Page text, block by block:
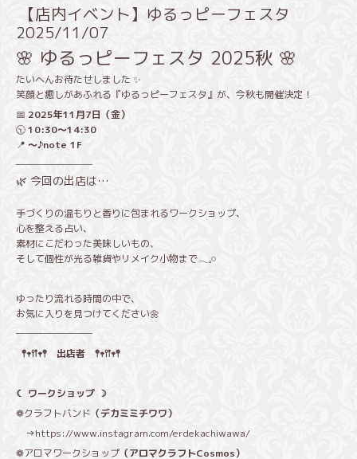
【店内イベント】ゆるっピーフェスタ
2025/11/07
🌸 ゆるっピーフェスタ 2025秋 🌸
たいへんお待たせしました ✨
笑顔と癒しがあふれる『ゆるっピーフェスタ』が、今秋も開催決定！
📅 2025年11月7日（金）
🕥10:30〜14:30
📍 〜♪note 1F
────────
🌿 今回の出店は…
手づくりの温もりと香りに包まれるワークショップ、
心を整える占い、
素材にこだわった美味しいもの、
そして個性が光る雑貨やリメイク小物まで𓂃𓈒𓏸
ゆったり流れる時間の中で、
お気に入りを見つけてください🌼
────────
𖤣𖥧𖥣𖡡𖥧𖤣 出店者 𖤣𖥧𖥣𖡡𖥧𖤣
☾ ワークショップ ☽
❁クラフトバンド （デカミミチワワ）
→https://www.instagram.com/erdekachiwawa/
❁アロマワークショップ （アロマクラフトCosmos）